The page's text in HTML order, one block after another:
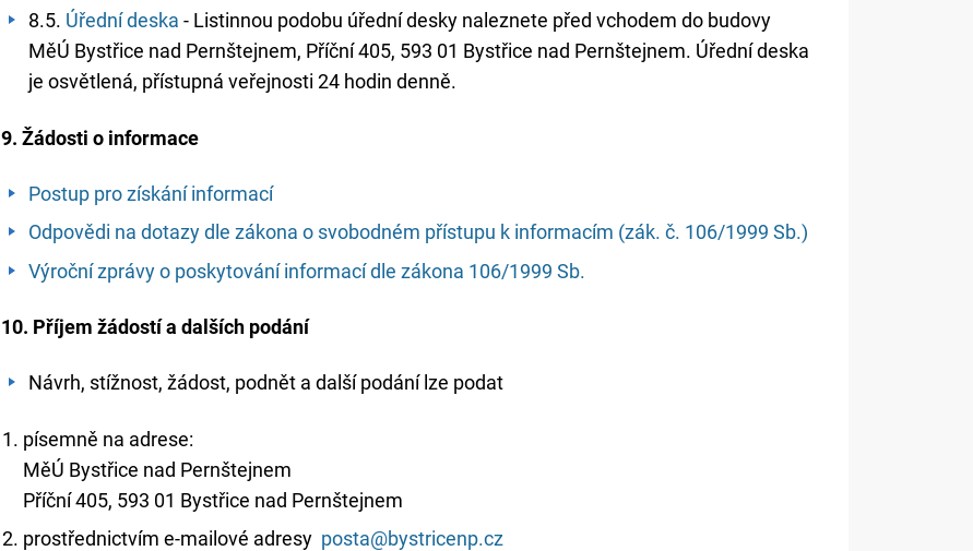
8.5. Úřední deska - Listinnou podobu úřední desky naleznete před vchodem do budovy
MěÚ Bystřice nad Pernštejnem, Příční 405, 593 01 Bystřice nad Pernštejnem. Úřední deska
je osvětlená, přístupná veřejnosti 24 hodin denně.
9. Žádosti o informace
Postup pro získání informací
Odpovědi na dotazy dle zákona o svobodném přístupu k informacím (zák. č. 106/1999 Sb.)
Výroční zprávy o poskytování informací dle zákona 106/1999 Sb.
10. Příjem žádostí a dalších podání
Návrh, stížnost, žádost, podnět a další podání lze podat
písemně na adrese:
MěÚ Bystřice nad Pernštejnem
Příční 405, 593 01 Bystřice nad Pernštejnem
prostřednictvím e-mailové adresy posta@bystricenp.cz